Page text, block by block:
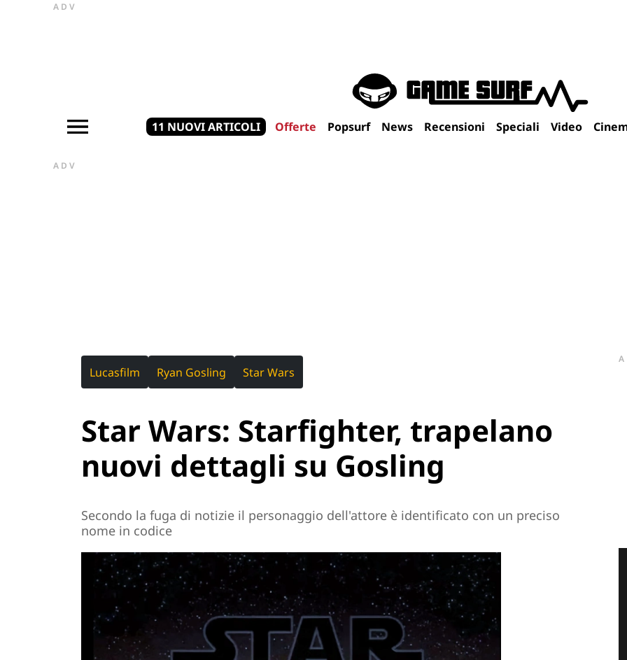
ADV
11 NUOVI ARTICOLI Offerte Popsurf News Recensioni Speciali Video
ADV
Lucasfilm Ryan Gosling Star Wars
Star Wars: Starfighter, trapelano
nuovi dettagli su Gosling
Secondo la fuga di notizie il personaggio dell'attore è identificato con un preciso
nome in codice